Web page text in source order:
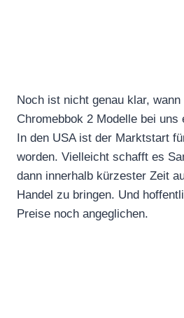
Noch ist nicht genau klar,
Chromebbok 2 Modelle bei uns
In den USA ist der Marktstart
worden. Vielleicht schafft es
dann innerhalb kürzester Zeit
Handel zu bringen. Und
Preise noch angeglichen.